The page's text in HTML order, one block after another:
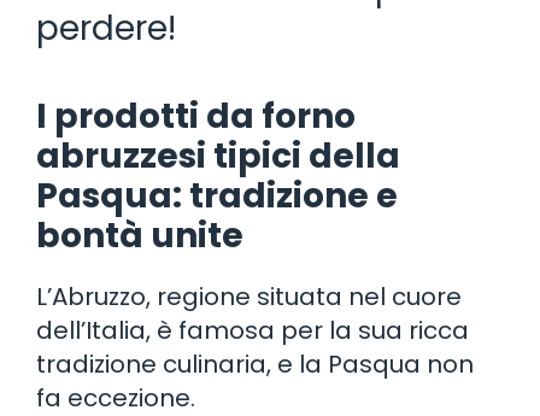
perdere!
I prodotti da forno
abruzzesi tipici della
Pasqua: tradizione e
bontà unite
L’Abruzzo, regione situata nel cuore
dell’Italia, è famosa per la sua ricca
tradizione culinaria, e la Pasqua non
fa eccezione.